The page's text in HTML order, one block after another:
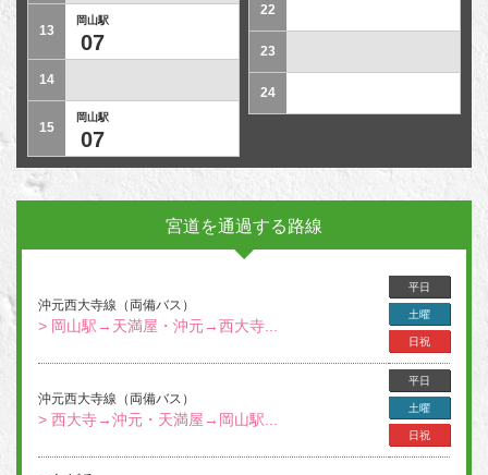
13
岡山駅
07
14
15
岡山駅
07
22
23
24
宮道を通過する路線
沖元西大寺線（両備バス）
> 岡山駅→天満屋・沖元→西大寺...
平日
土曜
日祝
沖元西大寺線（両備バス）
> 西大寺→沖元・天満屋→岡山駅...
平日
土曜
日祝